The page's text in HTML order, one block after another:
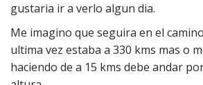
gustaria ir a verlo algun dia.
Me imagino que seguira en el
ultima vez estaba a 330 kms mas o
haciendo de a 15 kms debe andar